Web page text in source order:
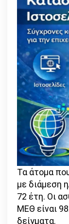
Τα άτομα
με διάμεση
72 έτη. Οι
ΜΕΘ είναι
δείγματα.